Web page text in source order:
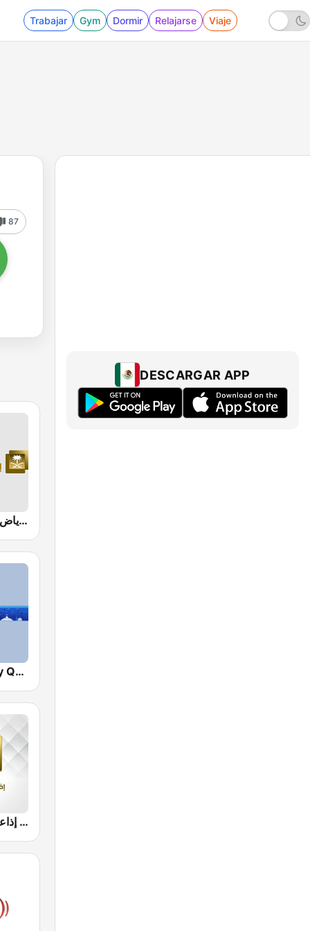
Trabajar Gym Dormir Relajarse Viaje
87
Quran Radio اذاعة القرآن الكريم - الرياض
Egyptian Holy Quran Radio (اذاعه القرآن الكريم المصريه)
إذاعة القرآن الكريم - Holy Quran Radio
DESCARGAR APP